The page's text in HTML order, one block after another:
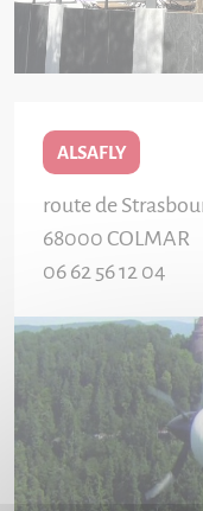
ALSAFLY
route de
68000 COLMAR
06 62 56 12 04